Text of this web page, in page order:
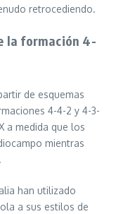
retrocediendo.
la formación 4-
de esquemas
4-4-2 y 4-3-
a medida que los
mientras
han utilizado
a sus estilos de